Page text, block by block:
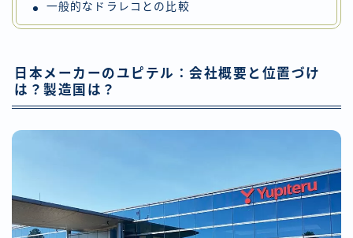
一般的なドラレコとの比較
日本メーカーのユピテル：会社概要と位置づけ
は？製造国は？